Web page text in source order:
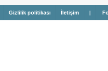
Gizlilik politikası İletişim |